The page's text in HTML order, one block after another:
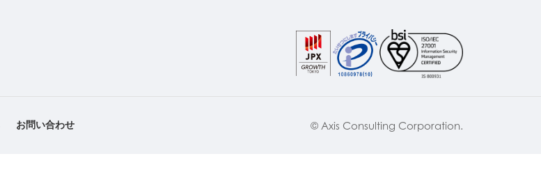
お問い合わせ © Axis Consulting Corporation.